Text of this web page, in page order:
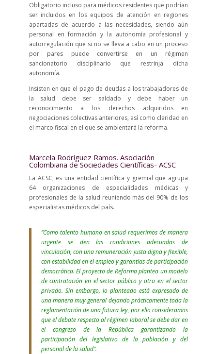
Obligatorio incluso para médicos residentes que podrían
ser incluidos en los equipos de atención en regiones
apartadas de acuerdo a las necesidades, siendo aún
personal en formación y la autonomía profesional y
autorregulación que si no se lleva a cabo en un proceso
por pares puede convertirse en un régimen
sancionatorio disciplinario que restrinja dicha
autonomía.
Insisten en que el pago de deudas a los trabajadores de
la salud debe ser saldado y debe haber un
reconocimiento a los derechos adquiridos en
negociaciones colectivas anteriores, así como claridad en
el marco fiscal en el que se ambientará la reforma.
Marcela Rodríguez Ramos. Asociación
Colombiana de Sociedades Científicas- ACSC
La ACSC, es una entidad científica y gremial que agrupa
64 organizaciones de especialidades médicas y
profesionales de la salud reuniendo más del 90% de los
especialistas médicos del país.
“Como talento humano en salud requerimos de manera
urgente se den las condiciones adecuadas de
vinculación, con una remuneración justa digna y flexible,
con estabilidad en el empleo y garantías de participación
democrática. El proyecto de Reforma plantea un modelo
de contratación en el sector público y otro en el sector
privado. Sin embargo, lo planteado está expresado de
una manera muy general dejando prácticamente toda la
reglamentación de una futura ley, por ello consideramos
que el debate respecto al régimen laboral se debe dar en
el congreso de la República garantizando la
participación del legislativo de la población y del
personal de la salud”.